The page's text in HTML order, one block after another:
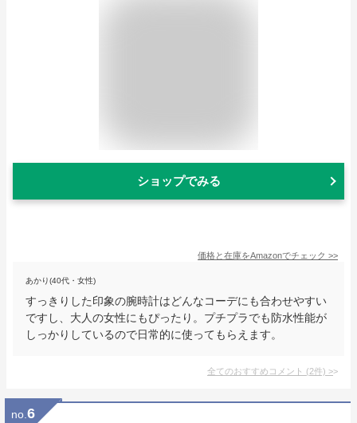
ショップでみる
価格と在庫をAmazonでチェック >>
あかり(40代・女性)
すっきりした印象の腕時計はどんなコーデにも合わせやすい
ですし、大人の女性にもぴったり。プチプラでも防水性能が
しっかりしているので日常的に使ってもらえます。
全てのおすすめコメント (2件) >
no. 6